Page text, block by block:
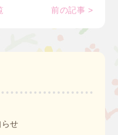
前の記事 >
せ